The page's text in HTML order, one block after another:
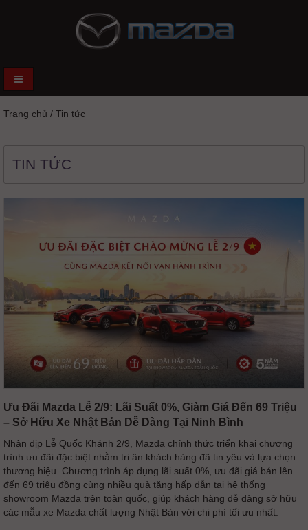
Trang chủ / Tin tức
TIN TỨC
Ưu Đãi Mazda Lễ 2/9: Lãi Suất 0%, Giảm Giá Đến 69 Triệu
– Sở Hữu Xe Nhật Bản Dễ Dàng Tại Ninh Bình
Nhân dịp Lễ Quốc Khánh 2/9, Mazda chính thức triển khai chương
trình ưu đãi đặc biệt nhằm tri ân khách hàng đã tin yêu và lựa chọn
thương hiệu. Chương trình áp dụng lãi suất 0%, ưu đãi giá bán lên
đến 69 triệu đồng cùng nhiều quà tặng hấp dẫn tại hệ thống
showroom Mazda trên toàn quốc, giúp khách hàng dễ dàng sở hữu
các mẫu xe Mazda chất lượng Nhật Bản với chi phí tối ưu nhất.